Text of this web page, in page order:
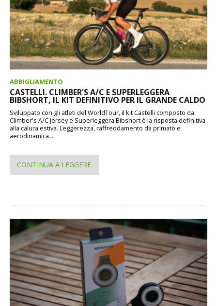
ABBIGLIAMENTO
CASTELLI. CLIMBER'S A/C E SUPERLEGGERA
BIBSHORT, IL KIT DEFINITIVO PER IL GRANDE CALDO
Sviluppato con gli atleti del WorldTour, il kit Castelli composto da
Climber's A/C Jersey e Superleggera Bibshort è la risposta definitiva
alla calura estiva. Leggerezza, raffreddamento da primato e
aerodinamica...
CONTINUA A LEGGERE